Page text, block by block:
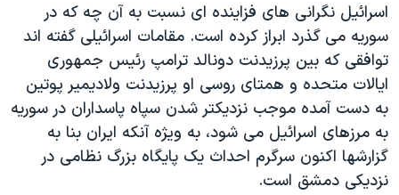
آرشیو پخش زنده
مجموعه مستندهای دادخواهی
تریبونال مردمی آبان ۹۸
چهل سال گروگان‌گیری
قانون شفافیت دارائی کادر رهبری ایران
اعتراضات مردمی آبان ۹۸
اسرائیل نگرانی های فزاینده ای نسبت به آن چه که در
سوریه می گذرد ابراز کرده است. مقامات اسرائیلی گفته اند
توافقی که بین پرزیدنت دونالد ترامپ رئیس جمهوری
ایالات متحده و همتای روسی او پرزیدنت ولادیمیر پوتین
به دست آمده موجب نزدیکتر شدن سپاه پاسداران در سوریه
به مرزهای اسرائیل می شود، به ویژه آنکه ایران بنا به
گزارشها اکنون سرگرم احداث یک پایگاه بزرگ نظامی در
نزدیکی دمشق است.